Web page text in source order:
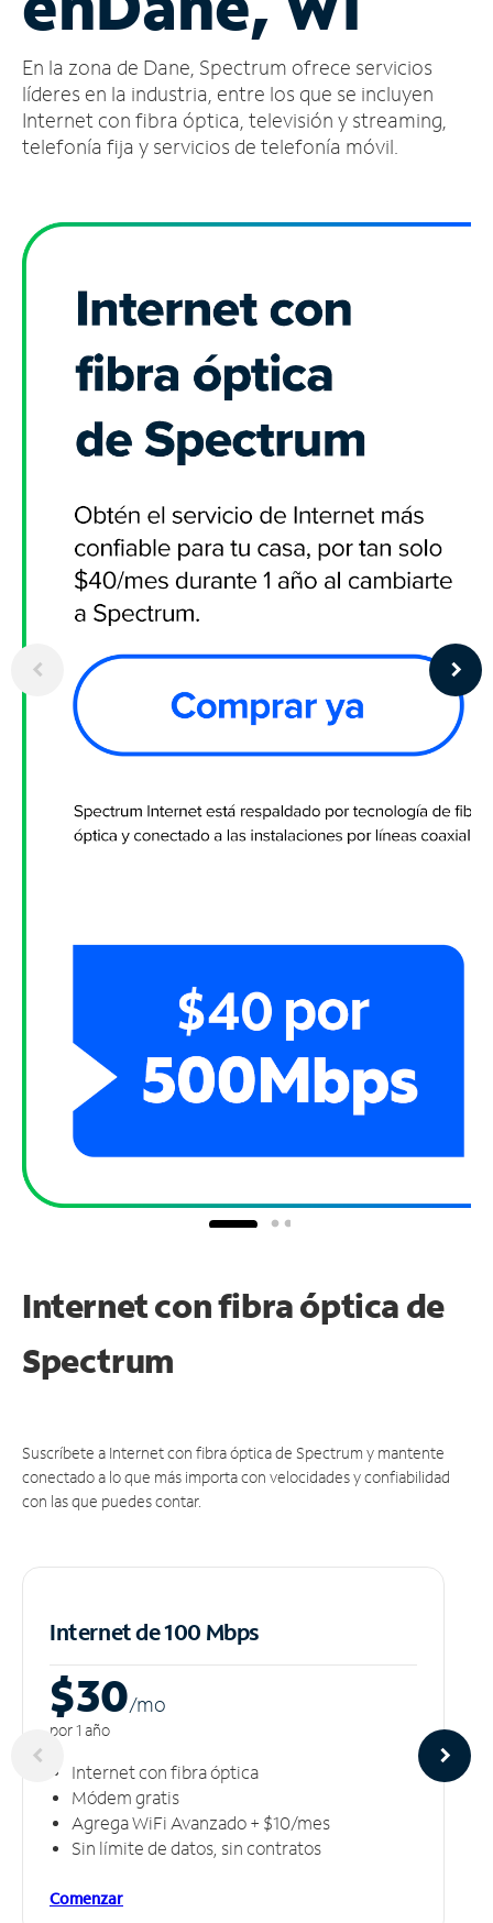
cuenta
Encuentra
una
tienda
En la zona de Dane, Spectrum ofrece servicios
líderes en la industria, entre los que se incluyen
Internet con fibra óptica, televisión y streaming,
telefonía fija y servicios de telefonía móvil.
Internet con fibra óptica de
Spectrum
Suscríbete a Internet con fibra óptica de Spectrum y mantente
conectado a lo que más importa con velocidades y confiabilidad
con las que puedes contar.
Internet de 100 Mbps
$30/mo
por 1 año
Internet con fibra óptica
Módem gratis
Agrega WiFi Avanzado + $10/mes
Sin límite de datos, sin contratos
Comenzar